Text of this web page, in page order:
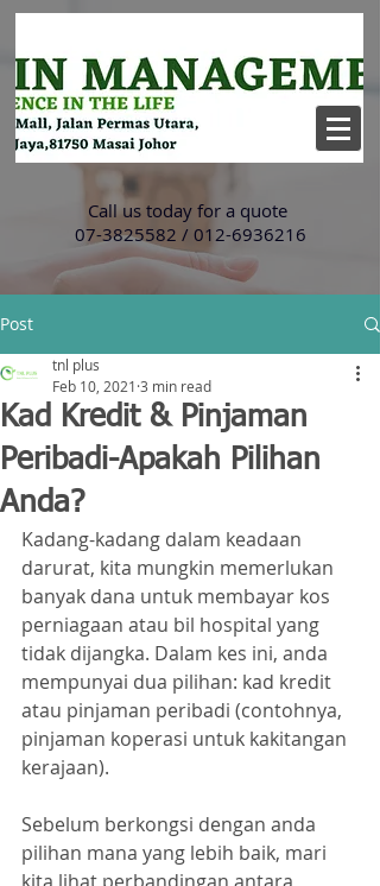
Call us today for a quote
07-3825582 / 012-6936216
Post
Kad Kredit & Pinjaman
Peribadi-Apakah Pilihan
Anda?
tnl plus
Feb 10, 2021 3 min read
Kadang-kadang dalam keadaan
darurat, kita mungkin memerlukan
banyak dana untuk membayar kos
perniagaan atau bil hospital yang
tidak dijangka. Dalam kes ini, anda
mempunyai dua pilihan: kad kredit
atau pinjaman peribadi (contohnya,
pinjaman koperasi untuk kakitangan
kerajaan).
Sebelum berkongsi dengan anda
pilihan mana yang lebih baik, mari